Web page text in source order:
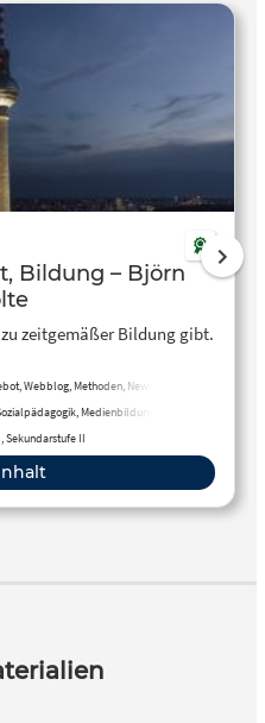
Bildung – Björn
zeitgemäßer Bildung gibt.
Webblog, Methoden, News
Medienbildung
Sekundarstufe II